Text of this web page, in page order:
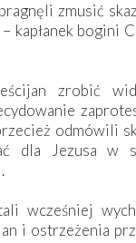
zmusić
­kapłanek bogini
zrobić
odmówili
dla Jezusa w
wcześniej
i ostrzeżenia